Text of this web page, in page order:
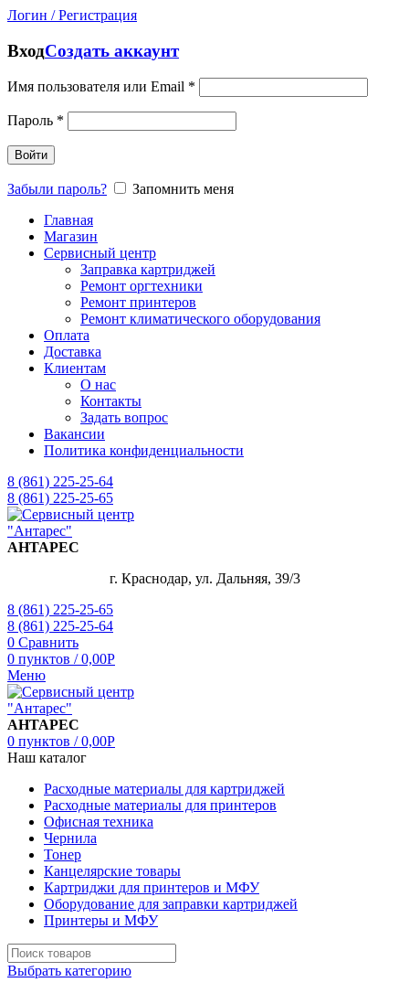
Логин / Регистрация
ВходСоздать аккаунт
Имя пользователя или Email *
Пароль *
Войти
Забыли пароль?
Запомнить меня
Главная
Магазин
Сервисный центр
Заправка картриджей
Ремонт оргтехники
Ремонт принтеров
Ремонт климатического оборудования
Оплата
Доставка
Клиентам
О нас
Контакты
Задать вопрос
Вакансии
Политика конфиденциальности
8 (861) 225-25-64
8 (861) 225-25-65
АНТАРЕС
г. Краснодар, ул. Дальняя, 39/3
8 (861) 225-25-65
8 (861) 225-25-64
0 Сравнить
0 пунктов / 0,00Р
Меню
АНТАРЕС
0 пунктов / 0,00Р
Наш каталог
Расходные материалы для картриджей
Расходные материалы для принтеров
Офисная техника
Чернила
Тонер
Канцелярские товары
Картриджи для принтеров и МФУ
Оборудование для заправки картриджей
Принтеры и МФУ
Выбрать категорию